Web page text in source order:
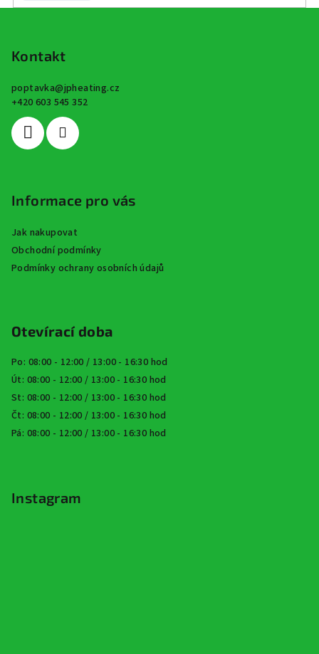
Kontakt
poptavka@jpheating.cz
+420 603 545 352
Informace pro vás
Jak nakupovat
Obchodní podmínky
Podmínky ochrany osobních údajů
Otevírací doba
Po: 08:00 - 12:00 / 13:00 - 16:30 hod
Út: 08:00 - 12:00 / 13:00 - 16:30 hod
St: 08:00 - 12:00 / 13:00 - 16:30 hod
Čt: 08:00 - 12:00 / 13:00 - 16:30 hod
Pá: 08:00 - 12:00 / 13:00 - 16:30 hod
Instagram